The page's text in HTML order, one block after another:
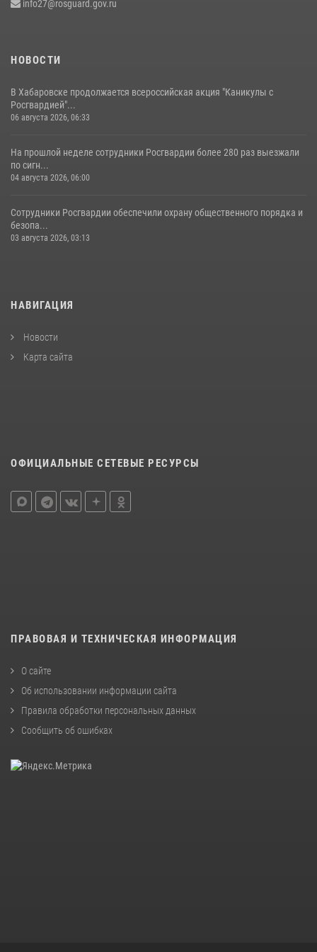
17 июля 2026, 03:45
info27@rosguard.gov.ru
НОВОСТИ
В Хабаровске продолжается всероссийская акция "Каникулы с
Росгвардией"...
06 августа 2026, 06:33
На прошлой неделе сотрудники Росгвардии более 280 раз выезжали
по сигн...
04 августа 2026, 06:00
Сотрудники Росгвардии обеспечили охрану общественного порядка и
безопа...
03 августа 2026, 03:13
НАВИГАЦИЯ
Новости
Карта сайта
ОФИЦИАЛЬНЫЕ СЕТЕВЫЕ РЕСУРСЫ
ПРАВОВАЯ И ТЕХНИЧЕСКАЯ ИНФОРМАЦИЯ
О сайте
Об использовании информации сайта
Правила обработки персональных данных
Сообщить об ошибках